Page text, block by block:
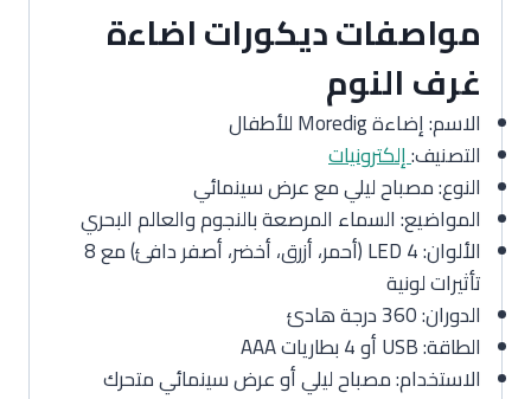
مواصفات ديكورات اضاءة
غرف النوم
الاسم: إضاءة Moredig للأطفال
التصنيف:إلكترونيات
النوع: مصباح ليلي مع عرض سينمائي
المواضيع: السماء المرصعة بالنجوم والعالم البحري
الألوان: 4 LED (أحمر، أزرق، أخضر، أصفر دافئ) مع 8
تأثيرات لونية
الدوران: 360 درجة هادئ
الطاقة: USB أو 4 بطاريات AAA
الاستخدام: مصباح ليلي أو عرض سينمائي متحرك